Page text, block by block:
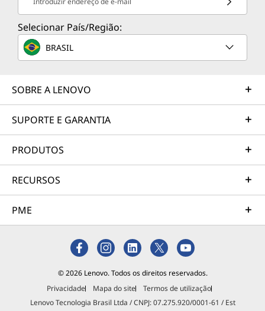
Selecionar País/Região:
BRASIL
SOBRE A LENOVO
SUPORTE E GARANTIA
PRODUTOS
RECURSOS
PME
© 2026 Lenovo. Todos os direitos reservados.
Privacidade
Mapa do site
Termos de utilização
Lenovo Tecnologia Brasil Ltda / CNPJ: 07.275.920/0001-61 / Est